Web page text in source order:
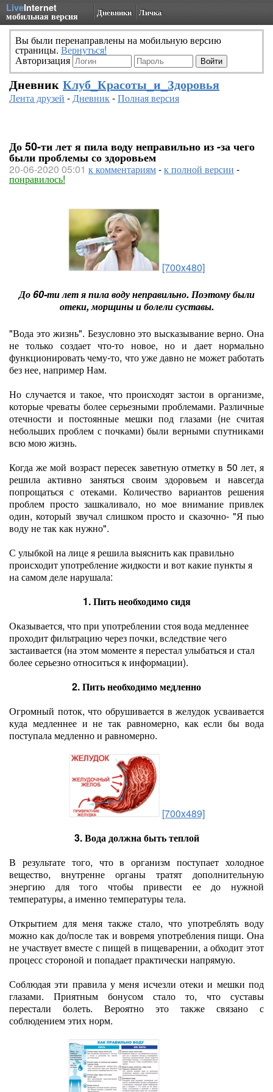
LiveInternet
мобильная версия Дневники Личка
Вы были перенаправлены на мобильную версию
страницы. Вернуться!
Авторизация
Дневник Клуб_Красоты_и_Здоровья
Лента друзей -Дневник-Полная версия
До 50-ти лет я пила воду неправильно из -за чего
были проблемы со здоровьем
20-06-2020 05:01 к комментариям-к полной версии -
понравилось!
[700x480]
До 60-ти лет я пила воду неправильно. Поэтому были
отеки, морщины и болели суставы.
"Вода это жизнь". Безусловно это высказывание верно. Она
не только создает что-то новое, но и дает нормально
функционировать чему-то, что уже давно не может работать
без нее, например Нам.
Но случается и такое, что происходят застои в организме,
которые чреваты более серьезными проблемами. Различные
отечности и постоянные мешки под глазами (не считая
небольших проблем с почками) были верными спутниками
всю мою жизнь.
Когда же мой возраст пересек заветную отметку в 50 лет, я
решила активно заняться своим здоровьем и навсегда
попрощаться с отеками. Количество вариантов решения
проблем просто зашкаливало, но мое внимание привлек
один, который звучал слишком просто и сказочно- "Я пью
воду не так как нужно".
С улыбкой на лице я решила выяснить как правильно
происходит употребление жидкости и вот какие пункты я
на самом деле нарушала:
1. Пить необходимо сидя
Оказывается, что при употреблении стоя вода медленнее
проходит фильтрацию через почки, вследствие чего
застаивается (на этом моменте я перестал улыбаться и стал
более серьезно относиться к информации).
2. Пить необходимо медленно
Огромный поток, что обрушивается в желудок усваивается
куда медленнее и не так равномерно, как если бы вода
поступала медленно и равномерно.
[700x489]
3. Вода должна быть теплой
В результате того, что в организм поступает холодное
вещество, внутренне органы тратят дополнительную
энергию для того чтобы привести ее до нужной
температуры, а именно температуры тела.
Открытием для меня также стало, что употреблять воду
можно как до/после так и вовремя употребления пищи. Она
не участвует вместе с пищей в пищеварении, а обходит этот
процесс стороной и попадает практически напрямую.
Соблюдая эти правила у меня исчезли отеки и мешки под
глазами. Приятным бонусом стало то, что суставы
перестали болеть. Вероятно это также связано с
соблюдением этих норм.